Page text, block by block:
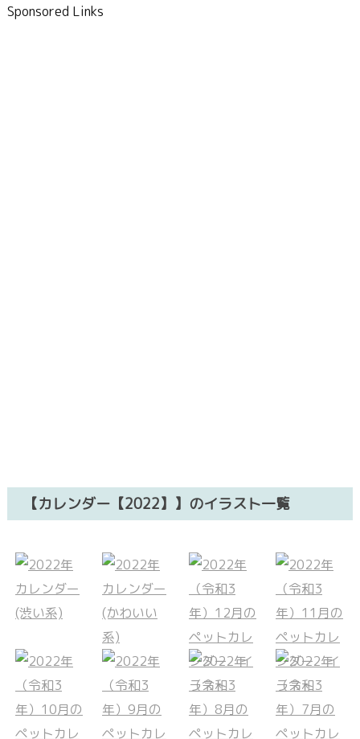
Sponsored Links
【カレンダー【2022】】のイラスト一覧